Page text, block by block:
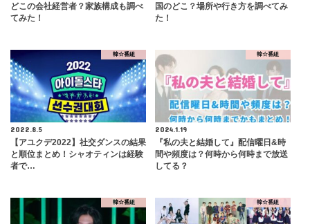
どこの会社経営者？家族構成も調べ
てみた！
国のどこ？場所や行き方を調べてみ
た！
韓☆番組
2022.8.5
【アユクデ2022】社交ダンスの結果
と順位まとめ！シャオティンは経験
者で…
韓☆番組
2024.1.19
『私の夫と結婚して』配信曜日&時
間や頻度は？何時から何時まで放送
してる？
韓☆番組 韓☆番組